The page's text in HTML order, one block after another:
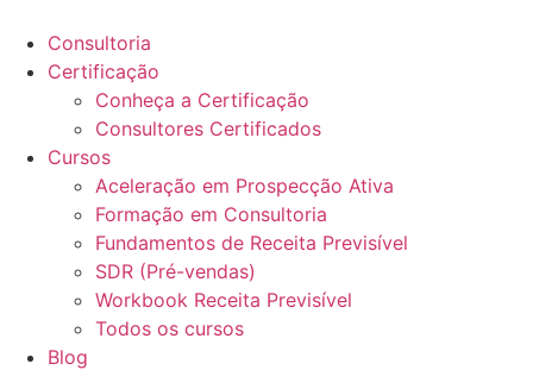
para
conteúdo
Consultoria
Certificação
Conheça a Certificação
Consultores Certificados
Cursos
Aceleração em Prospecção Ativa
Formação em Consultoria
Fundamentos de Receita Previsível
SDR (Pré-vendas)
Workbook Receita Previsível
Todos os cursos
Blog